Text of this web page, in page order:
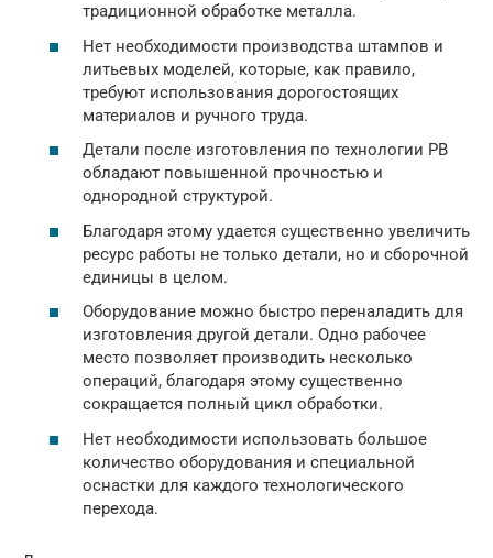
традиционной обработке металла.
Нет необходимости производства штампов и
литьевых моделей, которые, как правило,
требуют использования дорогостоящих
материалов и ручного труда.
Детали после изготовления по технологии РВ
обладают повышенной прочностью и
однородной структурой.
Благодаря этому удается существенно увеличить
ресурс работы не только детали, но и сборочной
единицы в целом.
Оборудование можно быстро переналадить для
изготовления другой детали. Одно рабочее
место позволяет производить несколько
операций, благодаря этому существенно
сокращается полный цикл обработки.
Нет необходимости использовать большое
количество оборудования и специальной
оснастки для каждого технологического
перехода.